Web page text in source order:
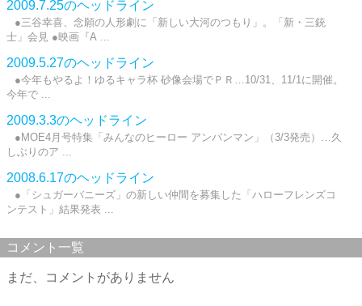
2009.7.25のヘッドライン
●三谷幸喜、念願の人形劇に「新しい大河のつもり」。「新・三銃
士」会見 ●映画『A ...
2009.5.27のヘッドライン
●今年もやるよ！ゆるキャラ杯 砂像会場でＰＲ…10/31、11/1に開催。
今年で ...
2009.3.3のヘッドライン
●MOE4月号特集「みんなのヒーロー アンパンマン」（3/3発売）…久
しぶりのア ...
2008.6.17のヘッドライン
●「シュガーバニーズ」の新しい仲間を募集した「ハローフレンズコ
ンテスト」結果発表 ...
コメント一覧
まだ、コメントがありません